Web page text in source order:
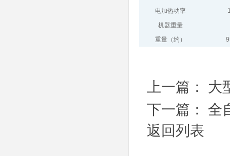
电加热功率
机器重量
重量（约）
上一篇： 大
下一篇： 全
返回列表